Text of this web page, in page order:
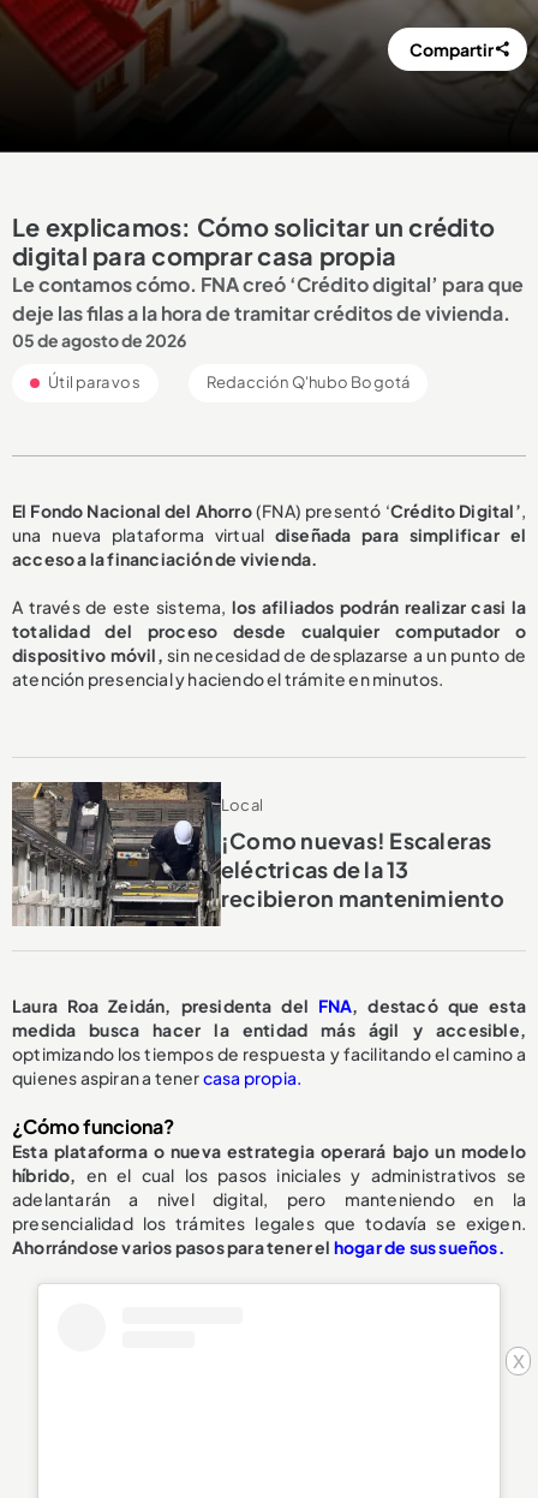
x
Compartir
Le explicamos: Cómo solicitar un crédito
digital para comprar casa propia
Le contamos cómo. FNA creó ‘Crédito digital’ para que
deje las filas a la hora de tramitar créditos de vivienda.
05 de agosto de 2026
Útil para vos Redacción Q'hubo Bogotá
El Fondo Nacional del Ahorro(FNA) presentó ‘Crédito Digital’,
una nueva plataforma virtual diseñada para simplificar el
acceso a la financiación de vivienda.
A través de este sistema, los afiliados podrán realizar casi la
totalidad del proceso desde cualquier computador o
dispositivo móvil, sin necesidad de desplazarse a un punto de
atención presencial y haciendo el trámite en minutos.
Local
¡Como nuevas! Escaleras
eléctricas de la 13
recibieron mantenimiento
Laura Roa Zeidán, presidenta del FNA, destacó que esta
medida busca hacer la entidad más ágil y accesible,
optimizando los tiempos de respuesta y facilitando el camino a
quienes aspiran a tenercasa propia.
¿Cómo funciona?
Esta plataforma o nueva estrategia operará bajo un modelo
híbrido, en el cual los pasos iniciales y administrativos se
adelantarán a nivel digital, pero manteniendo en la
presencialidad los trámites legales que todavía se exigen.
Ahorrándose varios pasos para tener el hogar de sus sueños.